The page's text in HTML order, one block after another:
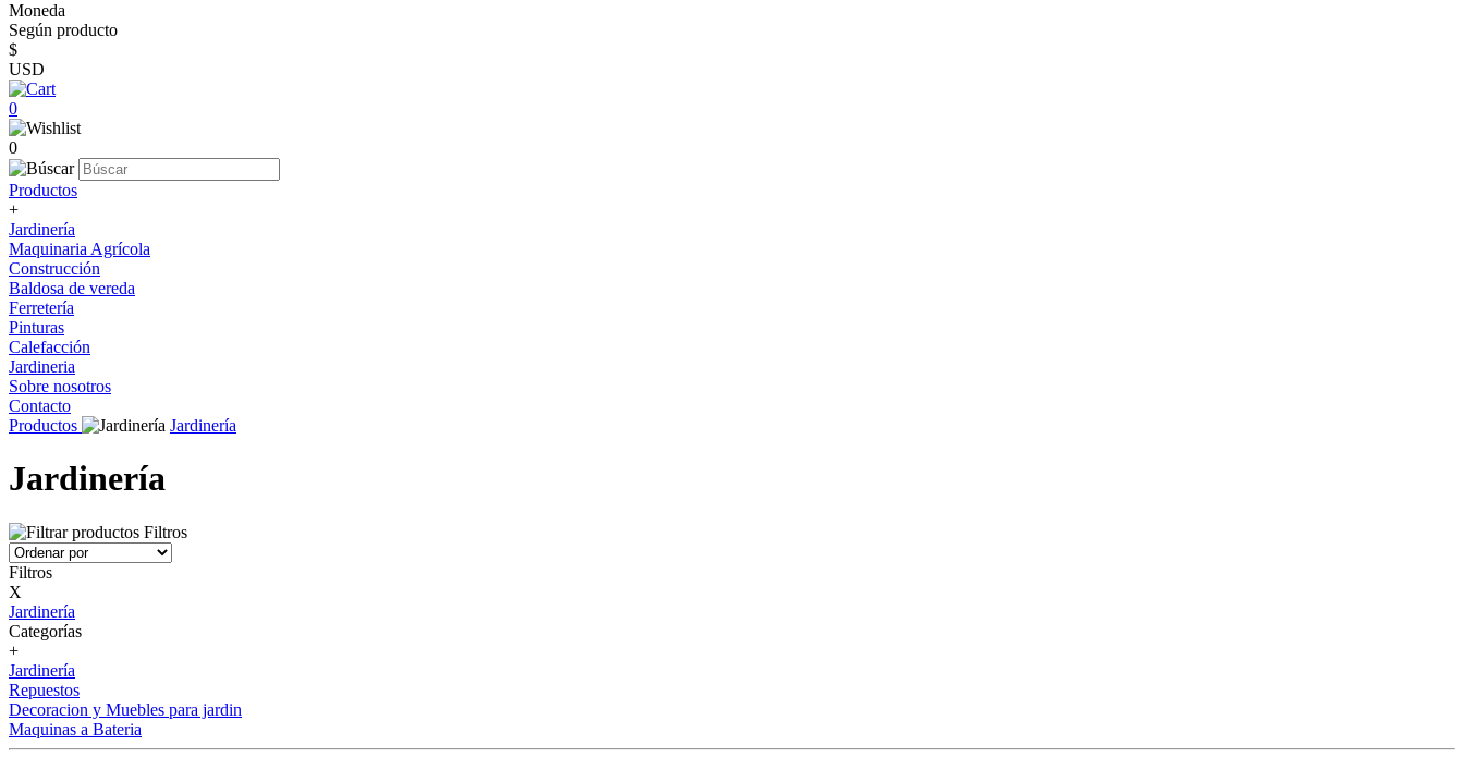
Moneda
Según producto
$
USD
0
0
Productos
+
Jardinería
Maquinaria Agrícola
Construcción
Baldosa de vereda
Ferretería
Pinturas
Calefacción
Jardineria
Sobre nosotros
Contacto
Productos
Jardinería
Jardinería
Filtros
Filtros
X
Jardinería
Categorías
+
Jardinería
Repuestos
Decoracion y Muebles para jardin
Maquinas a Bateria